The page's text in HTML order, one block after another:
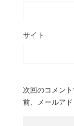
サイト
次回のコメン
前、メールアド